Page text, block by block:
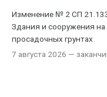
Изменение № 2 СП
Здания и сооружения
просадочных грунтах
7 августа 2026 —